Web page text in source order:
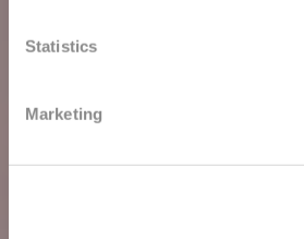
Statistics
Marketing